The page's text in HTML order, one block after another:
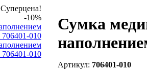
Суперцена!
-10%
Сумка
706401-010